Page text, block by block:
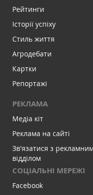
Рейтинги
Історії успіху
Стиль життя
Агродебати
Картки
Репортажі
РЕКЛАМА
Медіа кіт
Реклама на сайті
Зв'язатися з рекламним
відділом
СОЦІАЛЬНІ МЕРЕЖІ
Facebook